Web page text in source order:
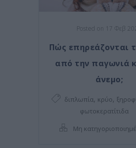
Posted on 17 Φεβ
Πώς επηρεάζονται
από την παγωνιά
άνεμο;
διπλωπία, κρύο,
φωτοκερατίτιδα
Μη